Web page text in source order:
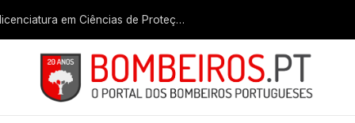
Liga dos Bombeiros quer fazer nascer licenciatura em Ciências de Proteção Civil e Bombeiros